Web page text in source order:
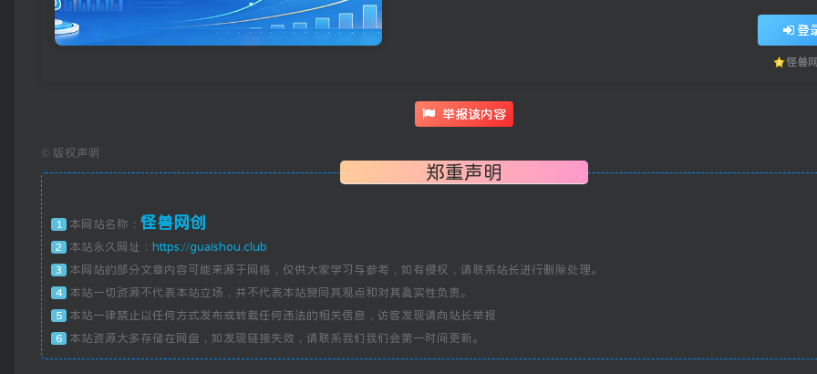
登
怪兽
举报该内容
© 版权声明
郑重声明
1 本网站名称： 怪兽网创
2 本站永久网址： https://guaishou.club
3 本网站的部分文章内容可能来源于网络，仅供大家学习与参考，如有侵权，请联系站长进行删除处理。
4 本站一切资源不代表本站立场，并不代表本站赞同其观点和对其真实性负责。
5 本站一律禁止以任何方式发布或转载任何违法的相关信息，访客发现请向站长举报
6 本站资源大多存储在网盘，如发现链接失效，请联系我们我们会第一时间更新。